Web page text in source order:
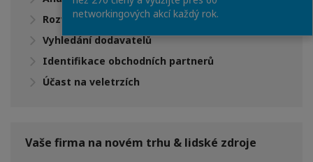
Rozvoj obchodní spolupráce
Vyhledání dodavatelů
Identifikace obchodních partnerů
Účast na veletrzích
Vaše firma na novém trhu & lidské zdroje
networkingových akcí každý rok.